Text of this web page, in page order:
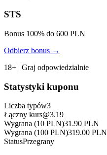
STS
Bonus 100% do 600 PLN
Odbierz bonus →
18+ | Graj odpowiedzialnie
Statystyki kuponu
Liczba typów3
Łączny kurs@3.19
Wygrana (10 PLN)31.90 PLN
Wygrana (100 PLN)319.00 PLN
StatusPrzegrany